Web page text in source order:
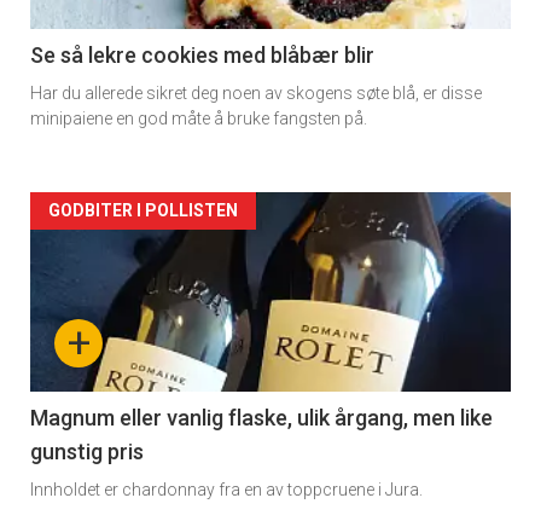
2
Se så lekre cookies med blåbær blir
Har du allerede sikret deg noen av skogens søte blå, er disse
minipaiene en god måte å bruke fangsten på.
Forsiden
akkurat
nå
3
+
GODBITER I POLLISTEN
Magnum eller vanlig flaske, ulik årgang, men like
gunstig pris
Innholdet er chardonnay fra en av toppcruene i Jura.